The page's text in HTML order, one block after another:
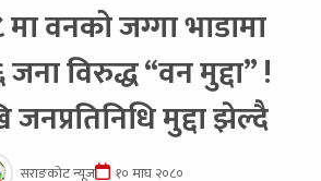
वनको जग्गा भाडामा
विरुद्ध “वन मुद्दा” !
मुद्दा झेल्दै
सराङकोट न्यूज १० माघ २०८०